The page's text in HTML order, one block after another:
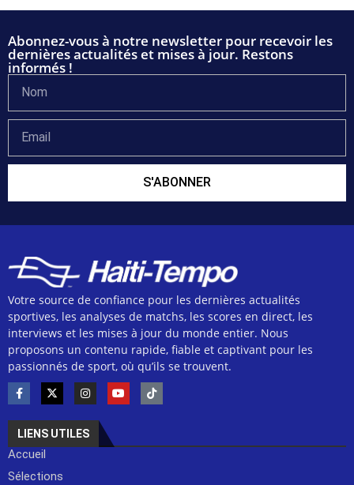
Abonnez-vous à notre newsletter pour recevoir les
dernières actualités et mises à jour. Restons
informés !
S'ABONNER
Votre source de confiance pour les dernières actualités
sportives, les analyses de matchs, les scores en direct, les
interviews et les mises à jour du monde entier. Nous
proposons un contenu rapide, fiable et captivant pour les
passionnés de sport, où qu’ils se trouvent.
LIENS UTILES
Accueil
Sélections